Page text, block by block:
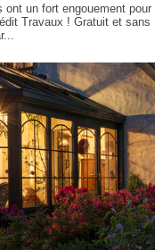
ont un fort engouement pour
Travaux ! Gratuit et sans